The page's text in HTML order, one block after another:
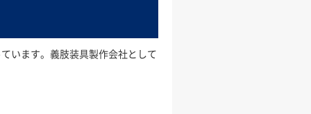
います。義肢装具製作会社として